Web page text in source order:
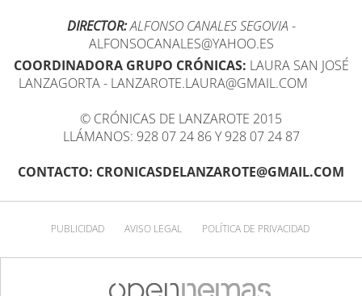
DIRECTOR:ALFONSO CANALES SEGOVIA -
ALFONSOCANALES@YAHOO.ES
COORDINADORA GRUPO CRÓNICAS: LAURA SAN JOSÉ
LANZAGORTA - LANZAROTE.LAURA@GMAIL.COM
© CRÓNICAS DE LANZAROTE 2015
LLÁMANOS: 928 07 24 86 Y 928 07 24 87
CONTACTO: CRONICASDELANZAROTE@GMAIL.COM
PUBLICIDAD AVISO LEGAL POLÍTICA DE PRIVACIDAD